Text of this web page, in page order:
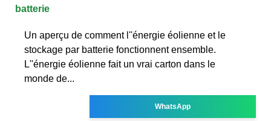
batterie
Un aperçu de comment l''énergie éolienne et le
stockage par batterie fonctionnent ensemble.
L''énergie éolienne fait un vrai carton dans le
monde de...
WhatsApp